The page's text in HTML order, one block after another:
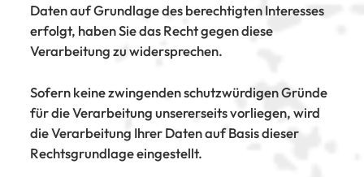
Daten auf Grundlage des berechtigten Interesses
erfolgt, haben Sie das Recht gegen diese
Verarbeitung zu widersprechen.
Sofern keine zwingenden schutzwürdigen Gründe
für die Verarbeitung unsererseits vorliegen, wird
die Verarbeitung Ihrer Daten auf Basis dieser
Rechtsgrundlage eingestellt.